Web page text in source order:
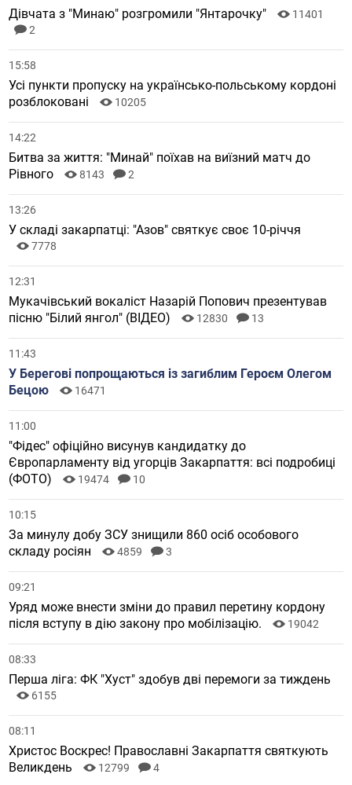
Дівчата з "Минаю" розгромили "Янтарочку"
11401
2
15:58
Усі пункти пропуску на українсько-польському кордоні
розблоковані
10205
14:22
Битва за життя: "Минай" поїхав на виїзний матч до
Рівного
8143 2
13:26
У складі закарпатці: "Азов" святкує своє 10-річчя
7778
12:31
Мукачівський вокаліст Назарій Попович презентував
пісню "Білий янгол" (ВІДЕО)
12830 13
11:43
У Берегові попрощаються із загиблим Героєм Олегом
Бецою
16471
11:00
"Фідес" офіційно висунув кандидатку до
Європарламенту від угорців Закарпаття: всі подробиці
(ФОТО)
19474 10
10:15
За минулу добу ЗСУ знищили 860 осіб особового
складу росіян
4859 3
09:21
Уряд може внести зміни до правил перетину кордону
після вступу в дію закону про мобілізацію.
19042
08:33
Перша ліга: ФК "Хуст" здобув дві перемоги за тиждень
6155
08:11
Христос Воскрес! Православні Закарпаття святкують
Великдень
12799 4